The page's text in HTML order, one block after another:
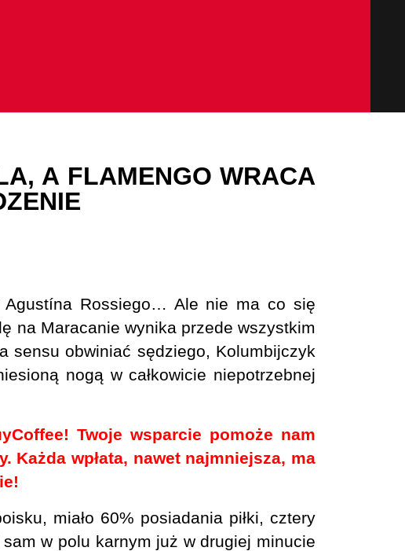
A FLAMENGO WRACA
Agustína Rossiego… Ale nie ma co się
na Maracanie wynika przede wszystkim
sensu obwiniać sędziego, Kolumbijczyk
nogą w całkowicie niepotrzebnej
Twoje wsparcie pomoże nam
wpłata, nawet najmniejsza, ma
miało 60% posiadania piłki, cztery
w polu karnym już w drugiej minucie